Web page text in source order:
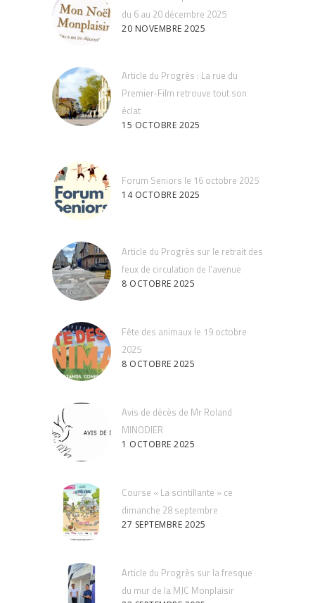
du 6 au 20 décembre 2025
20 NOVEMBRE 2025
Article du Progrès : La rue du
Premier-Film retrouve tout son
éclat
15 OCTOBRE 2025
Forum Seniors le 16 octobre 2025
14 OCTOBRE 2025
Article du Progrès sur le retrait des
feux de circulation de l’avenue
8 OCTOBRE 2025
Fête des animaux le 19 octobre
2025
8 OCTOBRE 2025
Avis de décès de Mr Roland
MINODIER
1 OCTOBRE 2025
Course « La scintillante » ce
dimanche 28 septembre
27 SEPTEMBRE 2025
Article du Progrès sur la fresque
du mur de la MJC Monplaisir